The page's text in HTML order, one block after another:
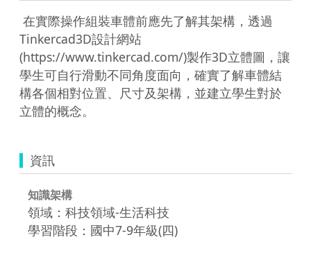
Tinkercad3D設計網站
(https://www.tinkercad.com/)製作3D立體圖，讓
學生可自行滑動不同角度面向，確實了解車體結
構各個相對位置、尺寸及架構，並建立學生對於
立體的概念。
資訊
知識架構
領域：科技領域-生活科技
學習階段：國中7-9年級(四)